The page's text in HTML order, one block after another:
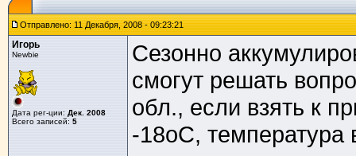
Отправлено: 11 Декабря, 2008 - 09:23:21
Игорь
Newbie
Дата рег-ции: Дек. 2008
Всего записей: 5
Сезонно
смогут решать
обл., если взять к
-18оС,